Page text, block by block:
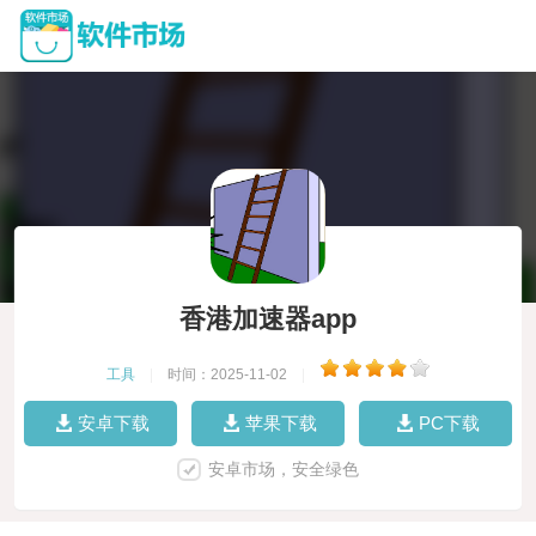
香港加速器app
工具 时间：2025-11-02
安卓下载 苹果下载 PC下载
安卓市场，安全绿色